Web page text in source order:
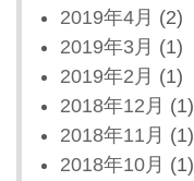
2019年4月 (2)
2019年3月 (1)
2019年2月 (1)
2018年12月 (1)
2018年11月 (1)
2018年10月 (1)